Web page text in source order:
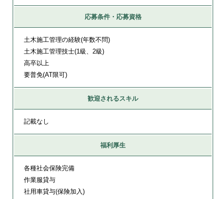
応募条件・応募資格
土木施工管理の経験(年数不問)
土木施工管理技士(1級、2級)
高卒以上
要普免(AT限可)
歓迎されるスキル
記載なし
福利厚生
各種社会保険完備
作業服貸与
社用車貸与(保険加入)